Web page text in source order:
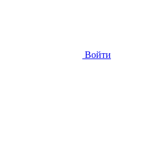
Войти